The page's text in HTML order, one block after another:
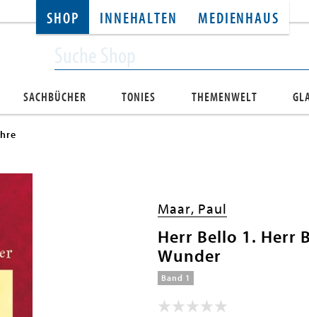
SHOP INNEHALTEN MEDIENHAUS
SACHBÜCHER TONIES THEMENWELT
Maar, Paul
Herr Bello 1. Herr
Wunder
Band 1